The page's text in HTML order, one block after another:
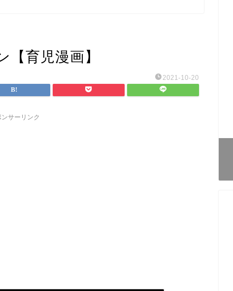
育児漫画】
2021-10-20
サーリンク